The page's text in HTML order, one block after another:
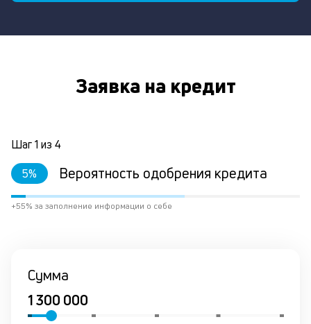
Заявка на кредит
Шаг1 из 4
5% Вероятность одобрения кредита
+55% за заполнение информации о себе
Сумма